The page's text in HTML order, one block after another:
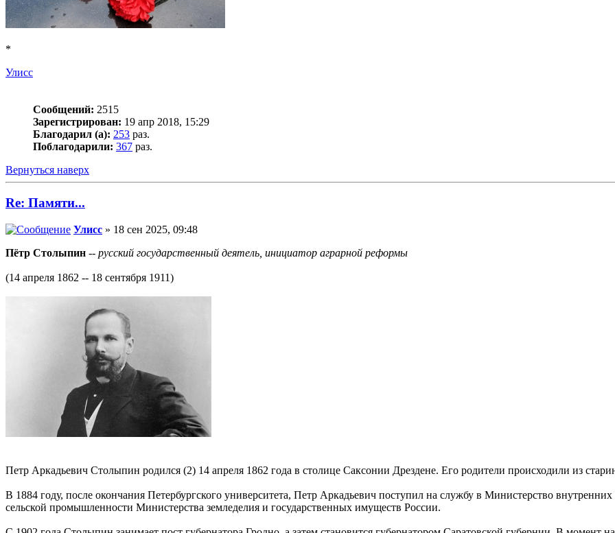
*
Улисс
Сообщений: 2515
Зарегистрирован: 19 апр 2018, 15:29
Благодарил (а): 253 раз.
Поблагодарили: 367 раз.
Вернуться наверх
Re: Памяти...
Улисс » 18 сен 2025, 09:48
Пётр Столыпин -- русский государственный деятель, инициатор аграрной реформы
(14 апреля 1862 -- 18 сентября 1911)
Петр Аркадьевич Столыпин родился (2) 14 апреля 1862 года в столице Саксонии Дрездене. Его родители происходили из
В 1884 году, после окончания Петербургского университета, Петр Аркадьевич поступил на службу в Министерство внутренних
сельской промышленности Министерства земледелия и государственных имуществ России.